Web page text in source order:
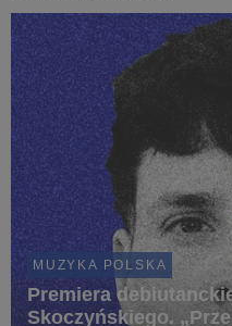
MUZYKA POLSKA
Premiera
Skoczyńskiego.